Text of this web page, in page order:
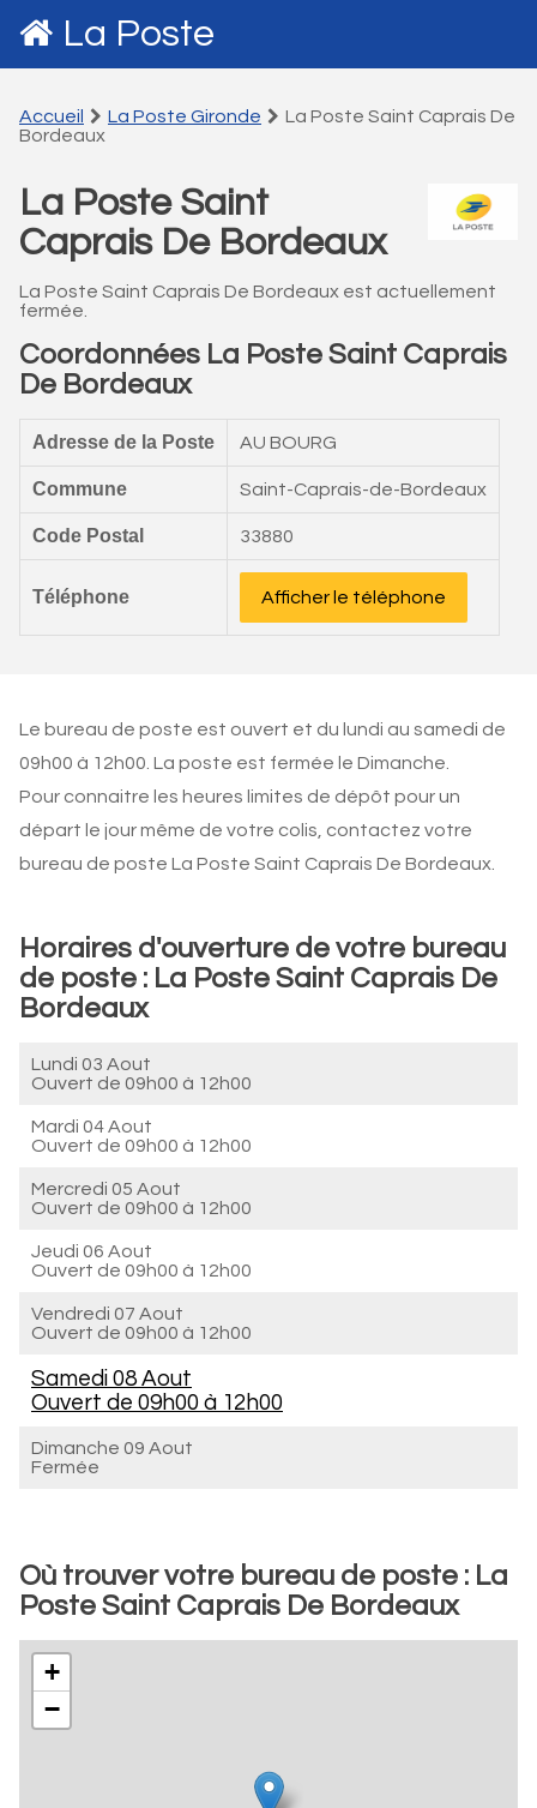
La Poste
Accueil La Poste Gironde
La Poste Saint Caprais De
Bordeaux
La Poste Saint
Caprais De Bordeaux
La Poste Saint Caprais De Bordeaux est actuellement
fermée.
Coordonnées La Poste Saint Caprais
De Bordeaux
Adresse de la Poste AU BOURG
Commune Saint-Caprais-de-Bordeaux
Code Postal 33880
Téléphone Afficher le téléphone
Le bureau de poste est ouvert et du lundi au samedi de
09h00 à 12h00. La poste est fermée le Dimanche.
Pour connaitre les heures limites de dépôt pour un
départ le jour même de votre colis, contactez votre
bureau de poste La Poste Saint Caprais De Bordeaux.
Horaires d'ouverture de votre bureau
de poste : La Poste Saint Caprais De
Bordeaux
Lundi 03 Aout
Ouvert de 09h00 à 12h00
Mardi 04 Aout
Ouvert de 09h00 à 12h00
Mercredi 05 Aout
Ouvert de 09h00 à 12h00
Jeudi 06 Aout
Ouvert de 09h00 à 12h00
Vendredi 07 Aout
Ouvert de 09h00 à 12h00
Samedi 08 Aout
Ouvert de 09h00 à 12h00
Dimanche 09 Aout
Fermée
Où trouver votre bureau de poste : La
Poste Saint Caprais De Bordeaux
+
−